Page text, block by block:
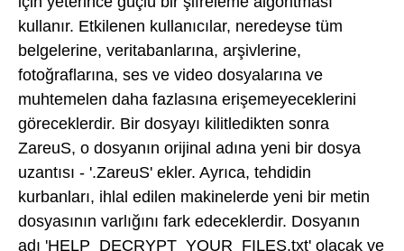
kullanır. Etkilenen kullanıcılar, neredeyse tüm
belgelerine, veritabanlarına, arşivlerine,
fotoğraflarına, ses ve video dosyalarına ve
muhtemelen daha fazlasına erişemeyeceklerini
göreceklerdir. Bir dosyayı kilitledikten sonra
ZareuS, o dosyanın orijinal adına yeni bir dosya
uzantısı - '.ZareuS' ekler. Ayrıca, tehdidin
kurbanları, ihlal edilen makinelerde yeni bir metin
dosyasının varlığını fark edeceklerdir. Dosyanın
adı 'HELP_DECRYPT_YOUR_FILES.txt' olacak ve